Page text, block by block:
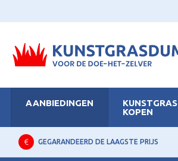
AANBIEDINGEN
KUNSTGRAS
KOPEN
GEGARANDEERD DE LAAGSTE PRIJS